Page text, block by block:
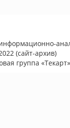
(сайт-архив)
группа «Текарт»